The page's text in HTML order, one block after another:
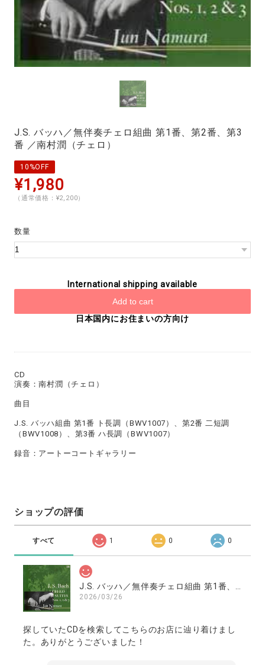
J.S. バッハ／無伴奏チェロ組曲 第1番、第2番、第3
番 ／南村潤（チェロ）
10%OFF
¥1,980
（通常価格：¥2,200）
数量
International shipping available
Add to cart
日本国内にお住まいの方向け
CD
演奏：南村潤（チェロ）
曲目
J.S. バッハ組曲 第1番 ト長調（BWV1007）、第2番 二短調
（BWV1008）、第3番 ハ長調（BWV1007）
録音：アートーコートギャラリー
ショップの評価
すべて 1 0 0
2026/03/26
探していたCDを検索してこちらのお店に辿り着けまし
た。ありがとうございました！